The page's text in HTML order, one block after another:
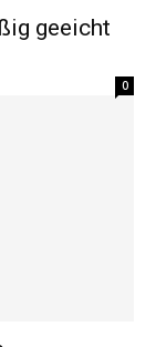
geeicht
0